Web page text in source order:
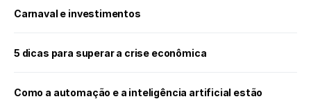
Carnaval e investimentos
5 dicas para superar a crise econômica
Como a automação e a inteligência artificial estão